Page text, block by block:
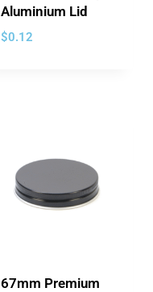
Aluminium Lid
$0.12
67mm Premium